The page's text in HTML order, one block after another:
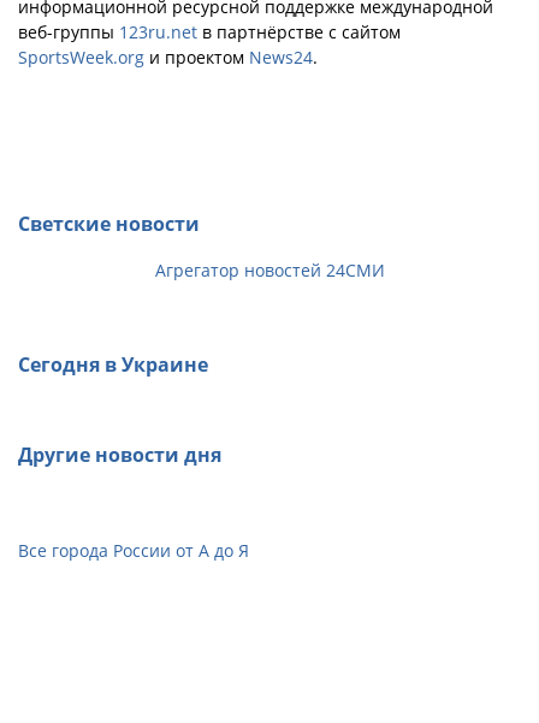
информационной ресурсной поддержке международной
веб-группы 123ru.net в партнёрстве с сайтом
SportsWeek.org и проектом News24.
Светские новости
Агрегатор новостей 24СМИ
Сегодня в Украине
Другие новости дня
Все города России от А до Я